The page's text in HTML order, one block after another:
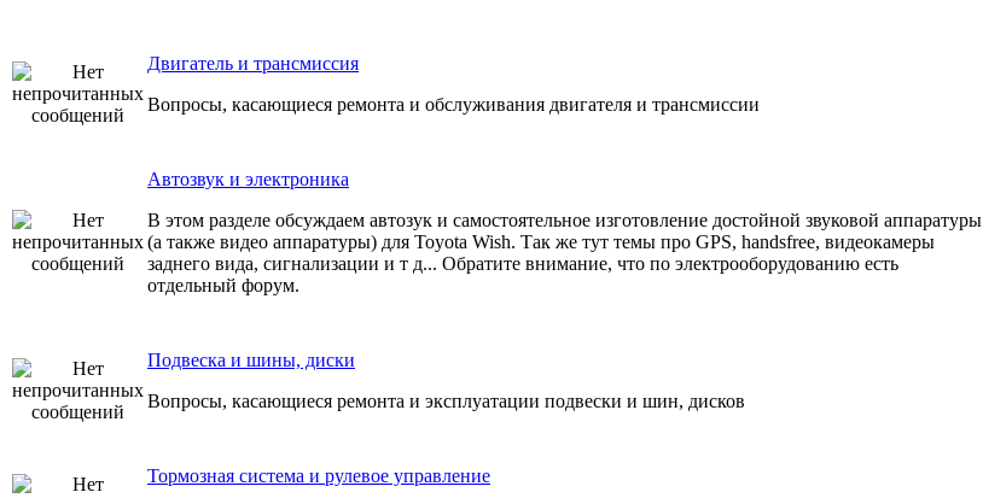
Двигатель и трансмиссия
Вопросы, касающиеся ремонта и обслуживания двигателя и трансмиссии
Автозвук и электроника
В этом разделе обсуждаем автозук и самостоятельное изготовление достойной звуковой аппаратуры
(а также видео аппаратуры) для Toyota Wish. Так же тут темы про GPS, handsfree, видеокамеры
заднего вида, сигнализации и т д... Обратите внимание, что по электрооборудованию есть
отдельный форум.
Подвеска и шины, диски
Вопросы, касающиеся ремонта и эксплуатации подвески и шин, дисков
Тормозная система и рулевое управление